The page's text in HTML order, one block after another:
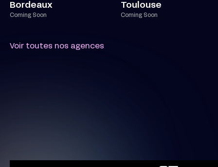
Bordeaux
Coming Soon
Toulouse
Coming Soon
Voir toutes nos agences